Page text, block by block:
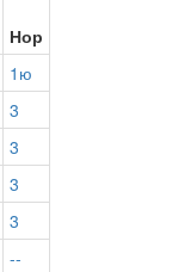
Нор
1ю
3
3
3
3
--